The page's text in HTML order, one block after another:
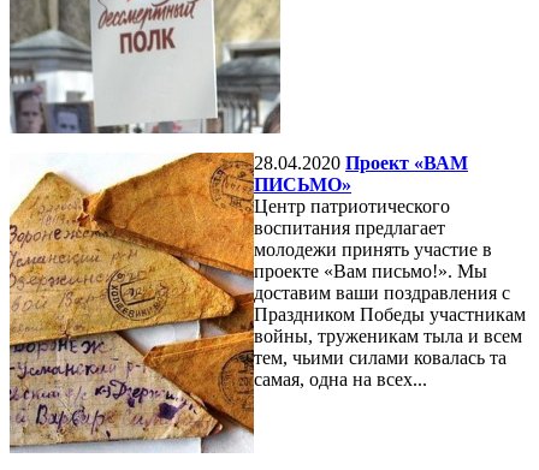
28.04.2020 Проект «ВАМ
ПИСЬМО»
Центр патриотического
воспитания предлагает
молодежи принять участие в
проекте «Вам письмо!». Мы
доставим ваши поздравления с
Праздником Победы участникам
войны, труженикам тыла и всем
тем, чьими силами ковалась та
самая, одна на всех...